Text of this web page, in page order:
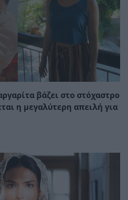
βάζει στο στόχαστρο
η μεγαλύτερη απειλή για